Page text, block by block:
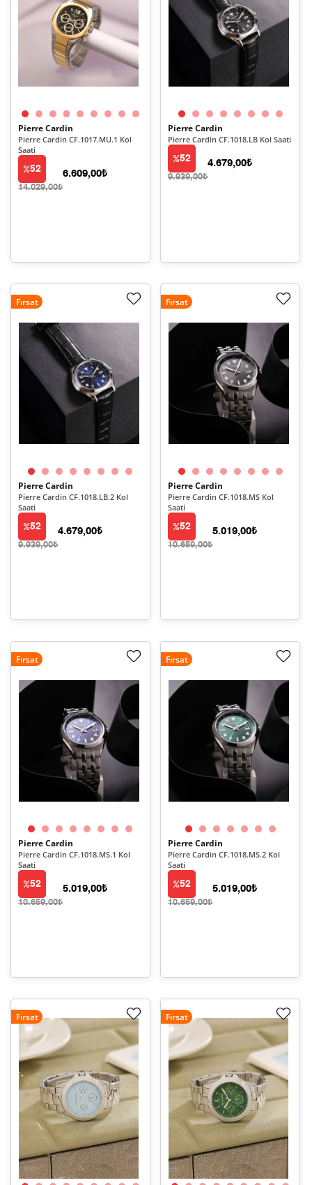
Pierre Cardin
Pierre Cardin CF.1017.MU.1 Kol
Saati
52
14.029,00₺
6.609,00₺
Pierre Cardin
Pierre Cardin CF.1018.LB Kol Saati
52
9.939,00₺
4.679,00₺
Fırsat
Pierre Cardin
Pierre Cardin CF.1018.LB.2 Kol
Saati
52
9.939,00₺
4.679,00₺
Fırsat
Pierre Cardin
Pierre Cardin CF.1018.MS Kol
Saati
52
10.659,00₺
5.019,00₺
Fırsat
Pierre Cardin
Pierre Cardin CF.1018.MS.1 Kol
Saati
52
10.659,00₺
5.019,00₺
Fırsat
Pierre Cardin
Pierre Cardin CF.1018.MS.2 Kol
Saati
52
10.659,00₺
5.019,00₺
Fırsat Fırsat